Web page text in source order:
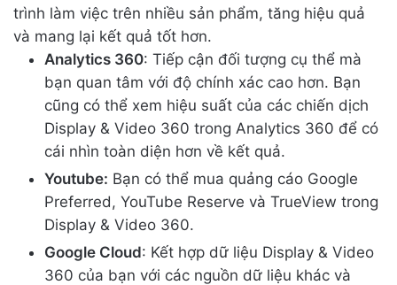
trình làm việc trên nhiều sản phẩm, tăng hiệu quả
và mang lại kết quả tốt hơn.
Analytics 360: Tiếp cận đối tượng cụ thể mà
bạn quan tâm với độ chính xác cao hơn. Bạn
cũng có thể xem hiệu suất của các chiến dịch
Display & Video 360 trong Analytics 360 để có
cái nhìn toàn diện hơn về kết quả.
Youtube: Bạn có thể mua quảng cáo Google
Preferred, YouTube Reserve và TrueView trong
Display & Video 360.
Google Cloud: Kết hợp dữ liệu Display & Video
360 của bạn với các nguồn dữ liệu khác và